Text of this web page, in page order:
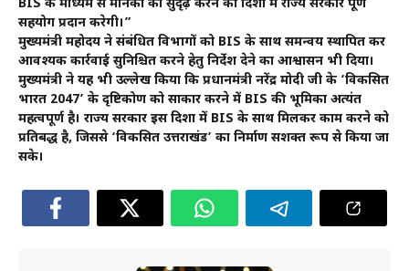
BIS के माध्यम से मानकों को सुदृढ़ करने की दिशा में राज्य सरकार पूर्ण
सहयोग प्रदान करेगी।”
मुख्यमंत्री महोदय ने संबंधित विभागों को BIS के साथ समन्वय स्थापित कर
आवश्यक कार्रवाई सुनिश्चित करने हेतु निर्देश देने का आश्वासन भी दिया।
मुख्यमंत्री ने यह भी उल्लेख किया कि प्रधानमंत्री नरेंद्र मोदी जी के ‘विकसित
भारत 2047’ के दृष्टिकोण को साकार करने में BIS की भूमिका अत्यंत
महत्वपूर्ण है। राज्य सरकार इस दिशा में BIS के साथ मिलकर काम करने को
प्रतिबद्ध है, जिससे ‘विकसित उत्तराखंड’ का निर्माण सशक्त रूप से किया जा
सके।